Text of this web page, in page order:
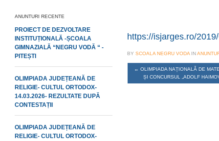
ANUNTURI RECENTE
PROIECT DE DEZVOLTARE
INSTITUȚIONALĂ -ȘCOALA
GIMNAZIALĂ “NEGRU VODĂ “ -
PITEȘTI
OLIMPIADA JUDEȚEANĂ DE
RELIGIE- CULTUL ORTODOX-
14.03.2026- REZULTATE DUPĂ
CONTESTAȚII
OLIMPIADA JUDEȚEANĂ DE
RELIGIE- CULTUL ORTODOX-
https://isjarges.ro/
BY SCOALA NEGRU VODA IN
← OLIMPIADA NAȚIONALĂ DE
ȘI CONCURSUL „ADOLF